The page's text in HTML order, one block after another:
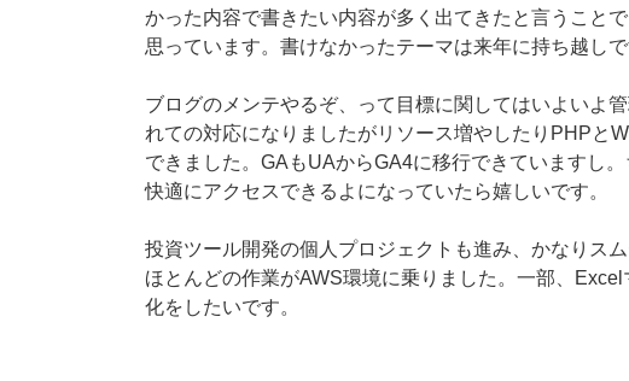
かった内容で書きたい内容が多く出てきたと言うこと
思っています。書けなかったテーマは来年に持ち越しで
ブログのメンテやるぞ、って目標に関してはいよいよ
れての対応になりましたがリソース増やしたりPHPと
できました。GAもUAからGA4に移行できていますし
快適にアクセスできるよになっていたら嬉しいです。
投資ツール開発の個人プロジェクトも進み、かなりス
ほとんどの作業がAWS環境に乗りました。一部、
化をしたいです。